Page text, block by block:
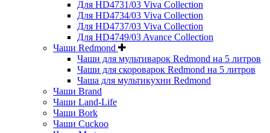
Для HD4731/03 Viva Collection
Для HD4734/03 Viva Collection
Для HD4737/03 Viva Collection
Для HD4749/03 Avance Collection
Чаши Redmond
Чаши для мультиварок Redmond на 5 литров
Чаши для скороварок Redmond на 5 литров
Чаша для мультикухни Redmond
Чаши Brand
Чаши Land-Life
Чаши Bork
Чаши Cuckoo